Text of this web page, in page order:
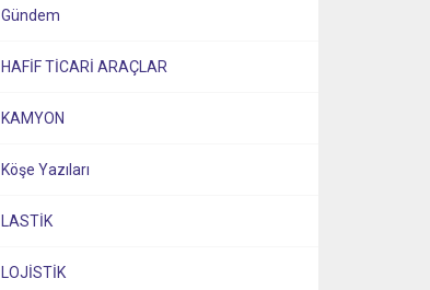
Gündem
HAFİF TİCARİ ARAÇLAR
KAMYON
Köşe Yazıları
LASTİK
LOJİSTİK